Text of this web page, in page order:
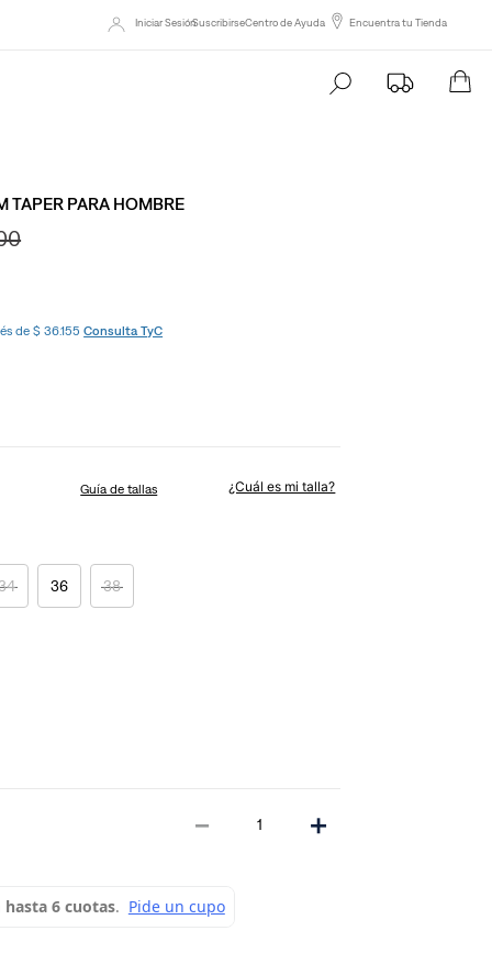
Iniciar SesiónSuscribirseCentro de Ayuda Encuentra tu Tienda
Busca tu producto
TAPER PARA HOMBRE
de $ 36.155Consulta TyC
Guía de tallas ¿Cuál es mi talla?
36 38
＋
－